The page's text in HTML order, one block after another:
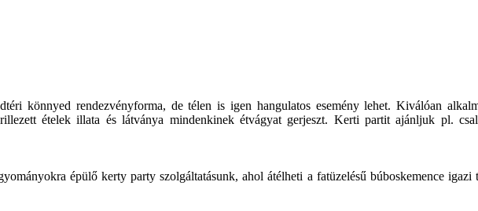
könnyed rendezvényforma, de télen is igen hangulatos esemény lehet. Kiválóan
ételek illata és látványa mindenkinek étvágyat gerjeszt. Kerti partit ajánljuk pl.
épülő kerty party szolgáltatásunk, ahol átélheti a fatüzelésű búboskemence